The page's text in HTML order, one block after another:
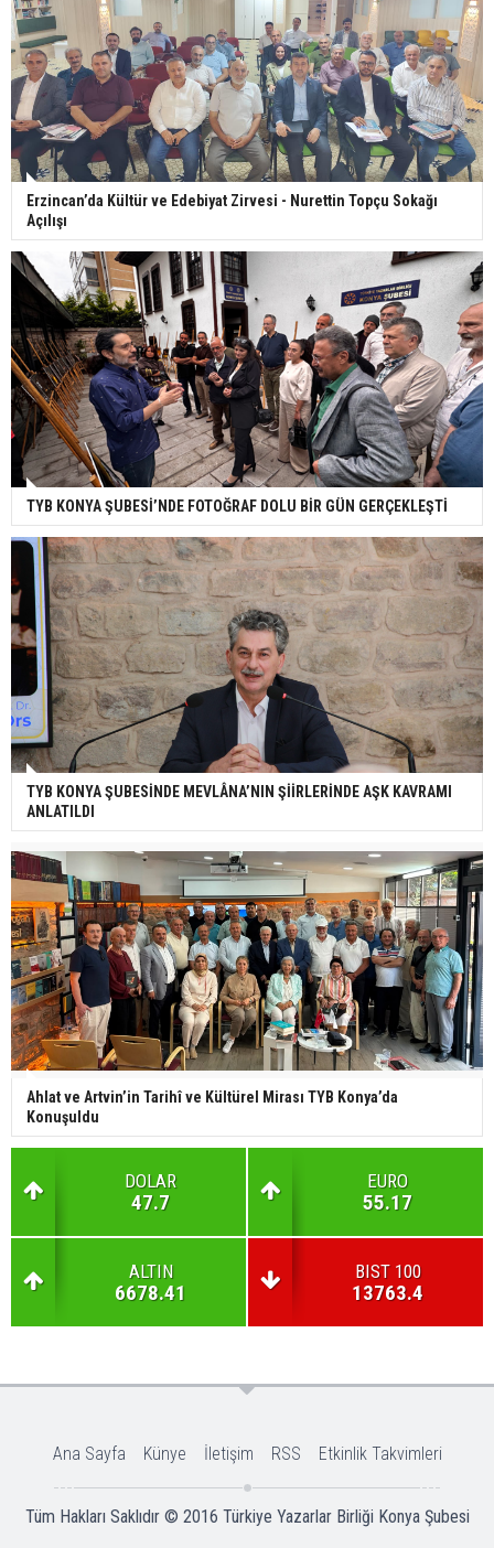
Erzincan’da Kültür ve Edebiyat Zirvesi - Nurettin Topçu Sokağı
Açılışı
TYB KONYA ŞUBESİ’NDE FOTOĞRAF DOLU BİR GÜN GERÇEKLEŞTİ
TYB KONYA ŞUBESİNDE MEVLÂNA’NIN ŞİİRLERİNDE AŞK KAVRAMI
ANLATILDI
Ahlat ve Artvin’in Tarihî ve Kültürel Mirası TYB Konya’da
Konuşuldu
DOLAR
47.7
EURO
55.17
ALTIN
6678.41
BIST 100
13763.4
Ana Sayfa Künye İletişim RSS Etkinlik Takvimleri
Tüm Hakları Saklıdır © 2016 Türkiye Yazarlar Birliği Konya Şubesi